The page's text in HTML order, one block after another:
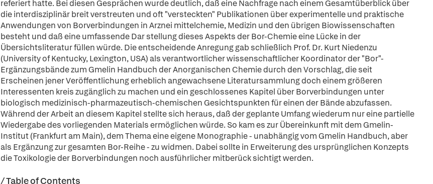
referiert hatte. Bei diesen Gesprächen wurde deutlich, daß eine Nachfrage nach einem Gesamtüberblick über
die interdisziplinär breit verstreuten und oft "versteckten" Publikationen über experimentelle und praktische
Anwendungen von Borverbindungen in Arznei mittelchemie, Medizin und den übrigen Biowissenschaften
besteht und daß eine umfassende Dar stellung dieses Aspekts der Bor-Chemie eine Lücke in der
Übersichtsliteratur füllen würde. Die entscheidende Anregung gab schließlich Prof. Dr. Kurt Niedenzu
(University of Kentucky, Lexington, USA) als verantwortlicher wissenschaftlicher Koordinator der "Bor"-
Ergänzungsbände zum Gmelin Handbuch der Anorganischen Chemie durch den Vorschlag, die seit
Erscheinen jener Veröffentlichung erheblich angewachsene Literatursammlung doch einem größeren
Interessenten kreis zugänglich zu machen und ein geschlossenes Kapitel über Borverbindungen unter
biologisch medizinisch-pharmazeutisch-chemischen Gesichtspunkten für einen der Bände abzufassen.
Während der Arbeit an diesem Kapitel stellte sich heraus, daß der geplante Umfang wiederum nur eine partielle
Wiedergabe des vorliegenden Materials ermöglichen würde. So kam es zur Übereinkunft mit dem Gmelin-
Institut (Frankfurt am Main), dem Thema eine eigene Monographie - unabhängig vom Gmelin Handbuch, aber
als Ergänzung zur gesamten Bor-Reihe - zu widmen. Dabei sollte in Erweiterung des ursprünglichen Konzepts
die Toxikologie der Borverbindungen noch ausführlicher mitberück sichtigt werden.
/ Table of Contents